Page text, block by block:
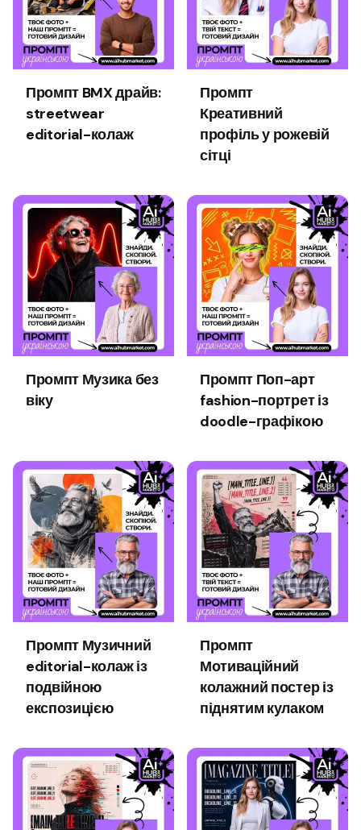
Промпт BMX драйв:
streetwear
editorial-колаж
Промпт
Креативний
профіль у рожевій
сітці
Промпт Музика без
віку
Промпт Поп-арт
fashion-портрет із
doodle-графікою
Промпт Музичний
editorial-колаж із
подвійною
експозицією
Промпт
Мотиваційний
колажний постер із
піднятим кулаком